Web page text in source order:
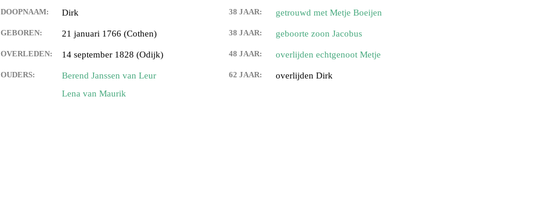
DOOPNAAM: Dirk
GEBOREN: 21 januari 1766 (Cothen)
OVERLEDEN: 14 september 1828 (Odijk)
OUDERS:
Berend Janssen van Leur
Lena van Maurik
38 JAAR: getrouwd met Metje Boeijen
38 JAAR: geboorte zoon Jacobus
48 JAAR: overlijden echtgenoot Metje
62 JAAR: overlijden Dirk